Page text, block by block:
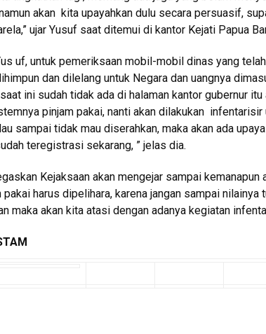
akan kita upayahkan dulu secara persuasif,
ujar Yusuf saat ditemui di kantor Kejati Papua
uf, untuk pemeriksaan mobil-mobil dinas yang
dan dilelang untuk Negara dan uangnya
ini sudah tidak ada di halaman kantor gubernur
pinjam pakai, nanti akan dilakukan
sampai tidak mau diserahkan, maka akan ada
teregistrasi sekarang, ” jelas dia.
Kejaksaan akan mengejar sampai
pakai harus dipelihara, karena jangan sampai nilainya
maka akan kita atasi dengan adanya kegiatan